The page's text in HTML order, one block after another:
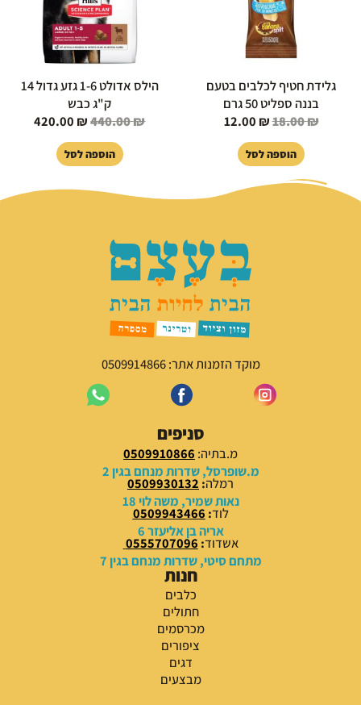
גלידת חטיף לכלבים בטעם
בננה ספליט 50 גרם
18.00₪
12.00 ₪
הוספה לסל
הילס אדולט 1-6 גזע גדול 14
ק"ג כבש
440.00₪
420.00 ₪
הוספה לסל
מוקד הזמנות אתר: 0509914866
סניפים
מ.בתיה: 0509910866
מ.שופרסל, שדרות מנחם בגין 2
רמלה:
0509930132
נאות שמיר, משה לוי 18
לוד:
0509943466
אריה בן אליעזר 6
אשדוד:
0555707096
מתחם סיטי, שדרות מנחם בגין 7
חנות
כלבים
חתולים
מכרסמים
ציפורים
דגים
מבצעים